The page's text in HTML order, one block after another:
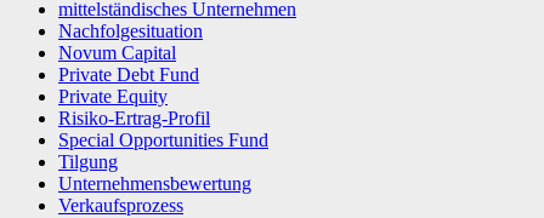
mittelstän­disches Unternehmen
Nachfolgesituation
Novum Capital
Private Debt Fund
Private Equity
Risiko-Ertrag-Profil
Special Opportunities Fund
Tilgung
Unternehmensbewertung
Verkaufsprozess